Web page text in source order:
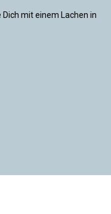
mit einem Lachen in